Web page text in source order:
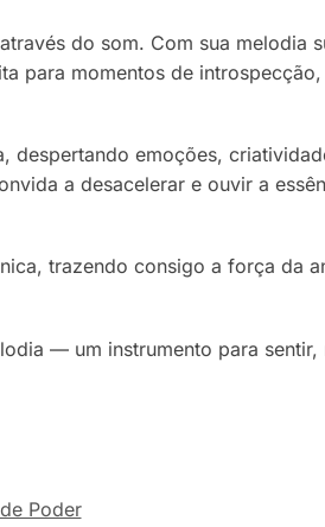
do som. Com sua melodia
para momentos de
emoções,
a desacelerar e ouvir a
trazendo consigo a força da
— um instrumento para
Poder